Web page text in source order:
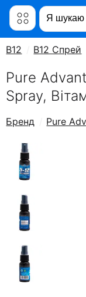
B12 B12 Спрей
Pure
Spray,
Бренд Pure